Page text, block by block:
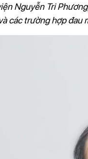
Nguyễn Tri
các trường hợp đau